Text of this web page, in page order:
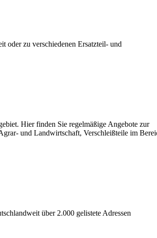
oder zu verschiedenen Ersatzteil- und
Hier finden Sie regelmäßige Angebote zur
und Landwirtschaft, Verschleißteile im
über 2.000 gelistete Adressen